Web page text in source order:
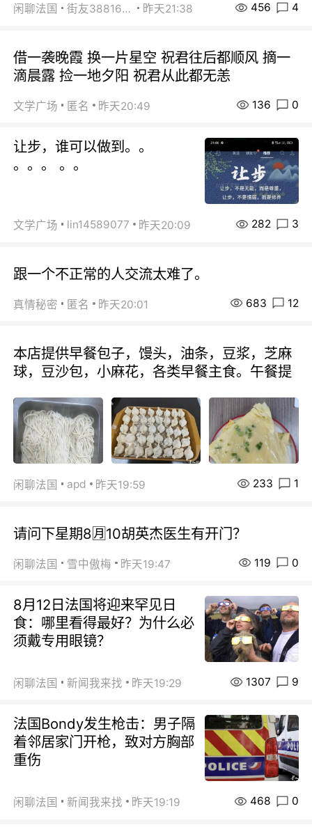
闲聊法国 街友38816967 昨天21:38 456 4
借一袭晚霞 换一片星空 祝君往后都顺风 摘一
滴晨露 捡一地夕阳 祝君从此都无恙
文学广场 匿名 昨天20:49 136 0
让步，谁可以做到。。
。。。 。。
文学广场 lin14589077 昨天20:09 282 3
跟一个不正常的人交流太难了。
真情秘密 匿名 昨天20:01 683 12
本店提供早餐包子，馒头，油条，豆浆，芝麻
球，豆沙包，小麻花，各类早餐主食。午餐提
闲聊法国 apd 昨天19:59 233 1
请问下星期8🈷️10胡英杰医生有开门？
闲聊法国 雪中傲梅 昨天19:47 119 0
8月12日法国将迎来罕见日
食：哪里看得最好？为什么必
须戴专用眼镜？
闲聊法国 新闻我来找 昨天19:29 1307 9
法国Bondy发生枪击：男子隔
着邻居家门开枪，致对方胸部
重伤
闲聊法国 新闻我来找 昨天19:19 468 0